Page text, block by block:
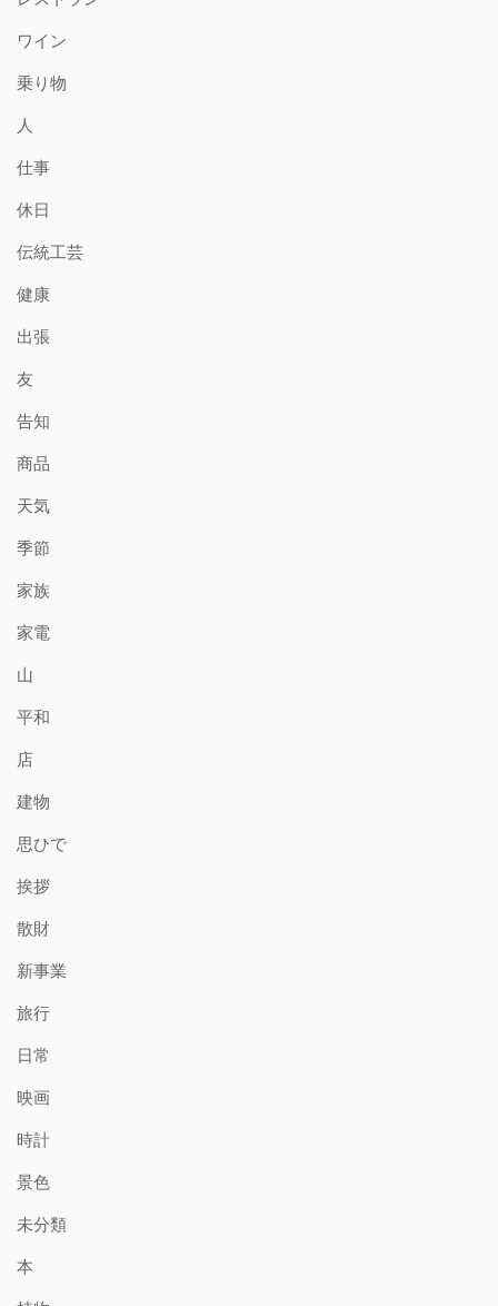
ワイン
乗り物
人
仕事
休日
伝統工芸
健康
出張
友
告知
商品
天気
季節
家族
家電
山
平和
店
建物
思ひで
挨拶
散財
新事業
旅行
日常
映画
時計
景色
未分類
本